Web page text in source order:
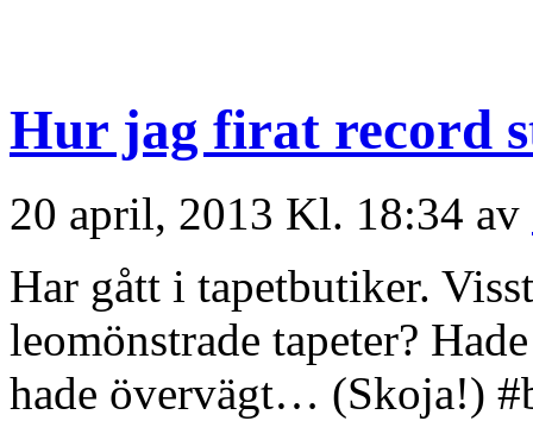
Hur jag firat record
20 april, 2013 Kl. 18:34 av
Har gått i tapetbutiker.
leomönstrade tapeter?
hade övervägt… (Skoja!)